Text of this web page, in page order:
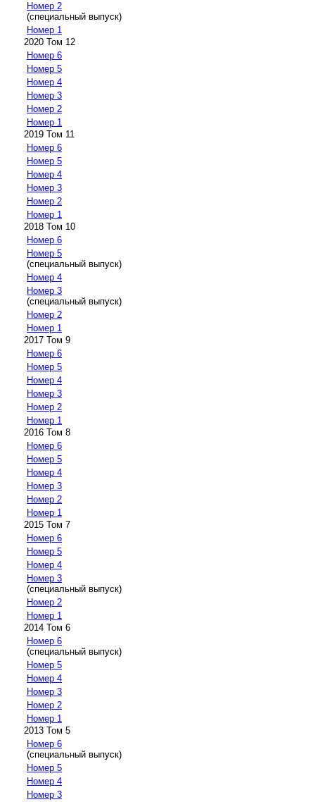
Номер 2
(специальный выпуск)
Номер 1
2020 Том 12
Номер 6
Номер 5
Номер 4
Номер 3
Номер 2
Номер 1
2019 Том 11
Номер 6
Номер 5
Номер 4
Номер 3
Номер 2
Номер 1
2018 Том 10
Номер 6
Номер 5
(специальный выпуск)
Номер 4
Номер 3
(специальный выпуск)
Номер 2
Номер 1
2017 Том 9
Номер 6
Номер 5
Номер 4
Номер 3
Номер 2
Номер 1
2016 Том 8
Номер 6
Номер 5
Номер 4
Номер 3
Номер 2
Номер 1
2015 Том 7
Номер 6
Номер 5
Номер 4
Номер 3
(специальный выпуск)
Номер 2
Номер 1
2014 Том 6
Номер 6
(специальный выпуск)
Номер 5
Номер 4
Номер 3
Номер 2
Номер 1
2013 Том 5
Номер 6
(специальный выпуск)
Номер 5
Номер 4
Номер 3